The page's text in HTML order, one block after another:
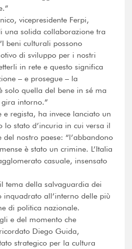
vicepresidente Ferpi,
una solida collaborazione tra
beni culturali possono
di sviluppo per i nostri
in rete e questo significa
– e prosegue – la
solo quella del bene in sé ma
intorno.”
regista, ha invece lanciato un
lo stato d’incuria in cui versa il
nostro paese: “l’abbandono
è stato un crimine. L’Italia
casuale, insensato
tema della salvaguardia dei
inquadrato all’interno delle più
di politica nazionale.
e del momento che
Diego Guida,
strategico per la cultura